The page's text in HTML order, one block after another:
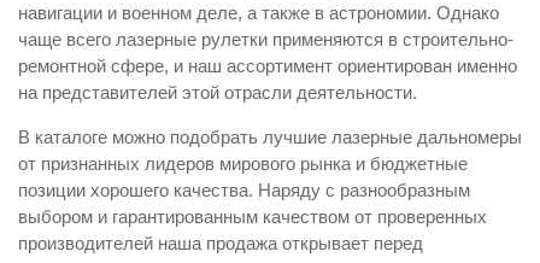
навигации и военном деле, а также в астрономии. Однако
чаще всего лазерные рулетки применяются в строительно-
ремонтной сфере, и наш ассортимент ориентирован именно
на представителей этой отрасли деятельности.
В каталоге можно подобрать лучшие лазерные дальномеры
от признанных лидеров мирового рынка и бюджетные
позиции хорошего качества. Наряду с разнообразным
выбором и гарантированным качеством от проверенных
производителей наша продажа открывает перед